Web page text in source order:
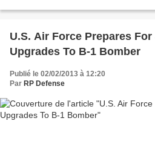
U.S. Air Force Prepares
Upgrades To B-1 Bomber
Publié le 02/02/2013 à 12:20
Par RP Defense